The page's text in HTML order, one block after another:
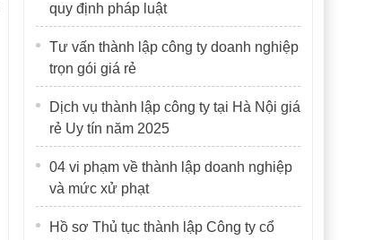
quy định pháp luật
Tư vấn thành lập công ty doanh nghiệp
trọn gói giá rẻ
Dịch vụ thành lập công ty tại Hà Nội giá
rẻ Uy tín năm 2025
04 vi phạm về thành lập doanh nghiệp
và mức xử phạt
Hồ sơ Thủ tục thành lập Công ty cổ